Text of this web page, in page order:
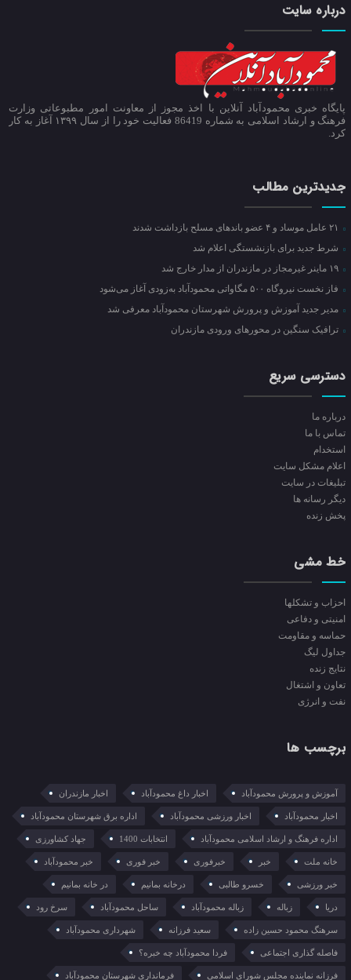
درباره سایت
پایگاه خبری محمودآباد آنلاین با اخذ مجوز از معاونت امور مطبوعاتی وزارت
فرهنگ و ارشاد اسلامی به شماره 86419 فعالیت خود را از سال ۱۳۹۹ آغاز به کار
کرد.
جدیدترین مطالب
شرط جدید برای بازنشستگی اعلام شد
فاز نخست نیروگاه ۵۰۰ مگاواتی محمودآباد به‌زودی آغاز می‌شود
مدیر جدید آموزش و پرورش شهرستان محمودآباد معرفی شد
ترافیک سنگین در محور‌های ورودی مازندران
دسترسی سریع
درباره ما
تماس با ما
استخدام
اعلام مشکل سایت
تبلیغات در سایت
ديگر رسانه ها
پخش زنده
خط مشی
احزاب و تشکلها
امنیتی و دفاعی
حماسه و مقاومت
جداول لیگ
نتایج زنده
تعاون و اشتغال
نفت و انرژی
برچسب ها
آموزش و پرورش محمودآباد اخبار داغ محمودآباد اخبار مازندران
اخبار محمودآباد اخبار ورزشی محمودآباد اداره برق شهرستان محمودآباد
اداره فرهنگ و ارشاد اسلامی محمودآباد انتخابات 1400 جهاد کشاورزی
خانه ملت خبر خبرفوری خبر فوری خبر محمودآباد
خبر ورزشی خسرو طالبی درخانه بمانیم در خانه بمانیم
دریا زباله زباله محمودآباد ساحل محمودآباد سرخ رود
سرهنگ محمود حسین زاده سعید فرزانه شهرداری محمودآباد
فاصله گذاری اجتماعی فردا محمودآباد چه خبره؟
فرزانه نماینده مجلس شورای اسلامی فرمانداری شهرستان محمودآباد